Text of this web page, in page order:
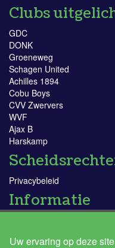
Clubs
GDC
DONK
Groeneweg
Schagen United
Achilles 1894
Cobu Boys
CVV Zwervers
WVF
Ajax B
Harskamp
Privacybeleid
Informatie
Ik word scheidsrechter
Uw ervaring op deze